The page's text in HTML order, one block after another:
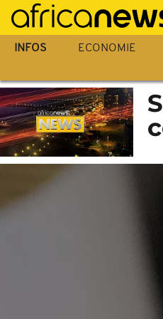
Passer
au
contenu
INFOS ECONOMIE